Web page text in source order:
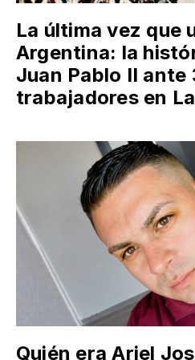
La última vez que
Argentina: la
Juan Pablo II
trabajadores en
Quién era Ariel